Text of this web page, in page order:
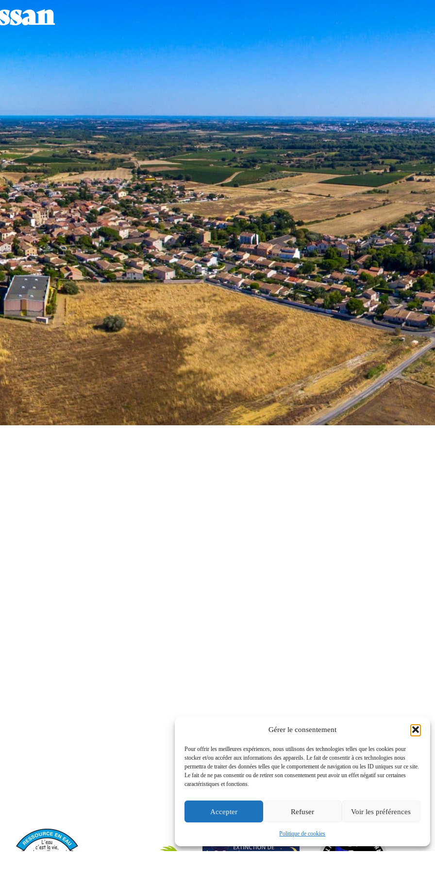
Gérer le consentement
Pour offrir les meilleures expériences, nous utilisons des technologies telles que les cookies pour
stocker et/ou accéder aux informations des appareils. Le fait de consentir à ces technologies nous
permettra de traiter des données telles que le comportement de navigation ou les ID uniques sur ce site.
Le fait de ne pas consentir ou de retirer son consentement peut avoir un effet négatif sur certaines
caractéristiques et fonctions.
Accepter Refuser Voir les préférences
Politique de cookies
VIVRE À BASSAN